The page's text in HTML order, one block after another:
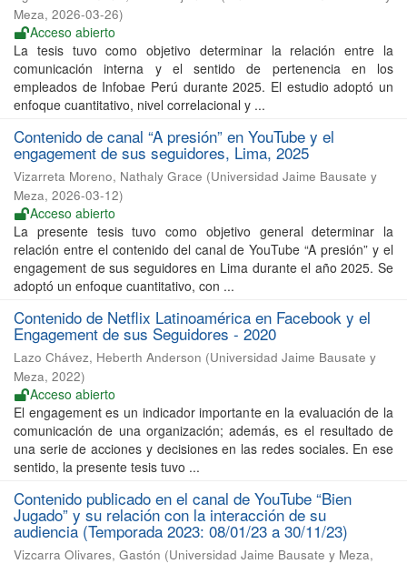
Meza, 2026-03-26)
Acceso abierto
La tesis tuvo como objetivo determinar la relación entre la
comunicación interna y el sentido de pertenencia en los
empleados de Infobae Perú durante 2025. El estudio adoptó un
enfoque cuantitativo, nivel correlacional y ...
Contenido de canal “A presión” en YouTube y el
engagement de sus seguidores, Lima, 2025
Vizarreta Moreno, Nathaly Grace (Universidad Jaime Bausate y
Meza, 2026-03-12)
Acceso abierto
La presente tesis tuvo como objetivo general determinar la
relación entre el contenido del canal de YouTube “A presión” y el
engagement de sus seguidores en Lima durante el año 2025. Se
adoptó un enfoque cuantitativo, con ...
Contenido de Netflix Latinoamérica en Facebook y el
Engagement de sus Seguidores - 2020
Lazo Chávez, Heberth Anderson (Universidad Jaime Bausate y
Meza, 2022)
Acceso abierto
El engagement es un indicador importante en la evaluación de la
comunicación de una organización; además, es el resultado de
una serie de acciones y decisiones en las redes sociales. En ese
sentido, la presente tesis tuvo ...
Contenido publicado en el canal de YouTube “Bien
Jugado” y su relación con la interacción de su
audiencia (Temporada 2023: 08/01/23 a 30/11/23)
Vizcarra Olivares, Gastón (Universidad Jaime Bausate y Meza,